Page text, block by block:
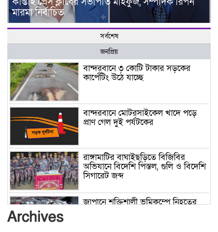
মারমা নির্বাচিত
সর্বশেষ
জনপ্রিয়
বান্দরবানে ৩ কোটি টাকার সড়কের
কার্পেটিং উঠে যাচ্ছে
বান্দরবানে মোটরসাইকেল খাদে পড়ে
প্রাণ গেল দুই পর্যটকের
রাঙ্গামাটির বাঘাইছড়িতে বিজিবির
অভিযানে বিদেশি পিস্তল, গুলি ও বিদেশি
সিগারেট জব্দ
জাপানে শক্তিশালী ভূমিকম্পে নিহতের
Archives